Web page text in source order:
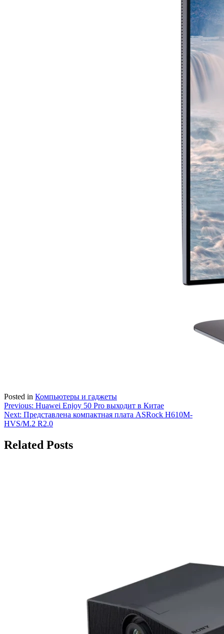
Posted in Компьютеры и гаджеты
Навигация
по
Previous: Huawei Enjoy 50 Pro выходит в Китае
Next: Представлена компактная плата ASRock H610M-
HVS/M.2 R2.0
Related Posts